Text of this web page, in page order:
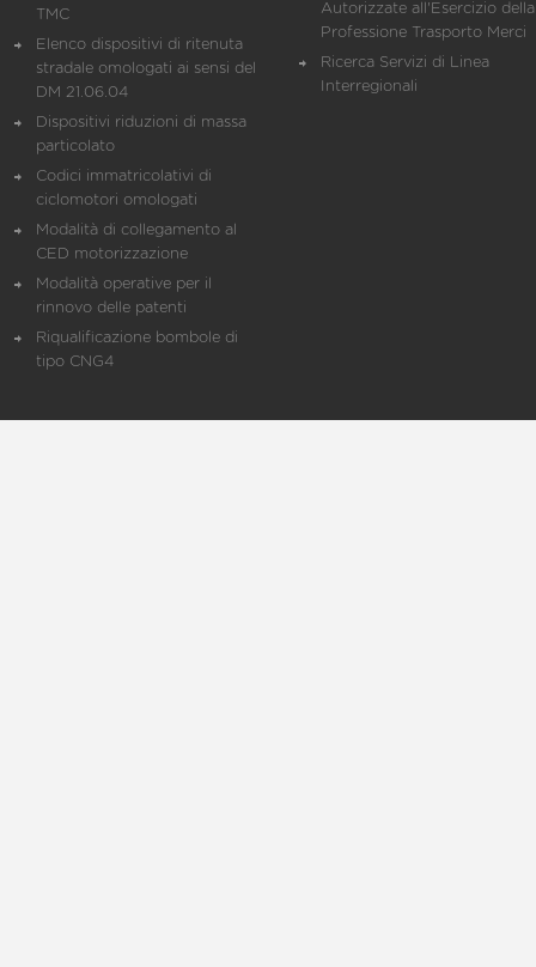
TMC
Elenco dispositivi di ritenuta
stradale omologati ai sensi del
DM 21.06.04
Dispositivi riduzioni di massa
particolato
Codici immatricolativi di
ciclomotori omologati
Modalità di collegamento al
CED motorizzazione
Modalità operative per il
rinnovo delle patenti
Riqualificazione bombole di
tipo CNG4
Autorizzate all'Esercizio della
Professione Trasporto Merci
Ricerca Servizi di Linea
Interregionali